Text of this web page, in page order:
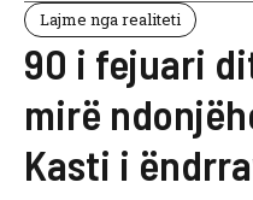
Lajme nga realiteti
90 i fejuari
mirë
Kasti i